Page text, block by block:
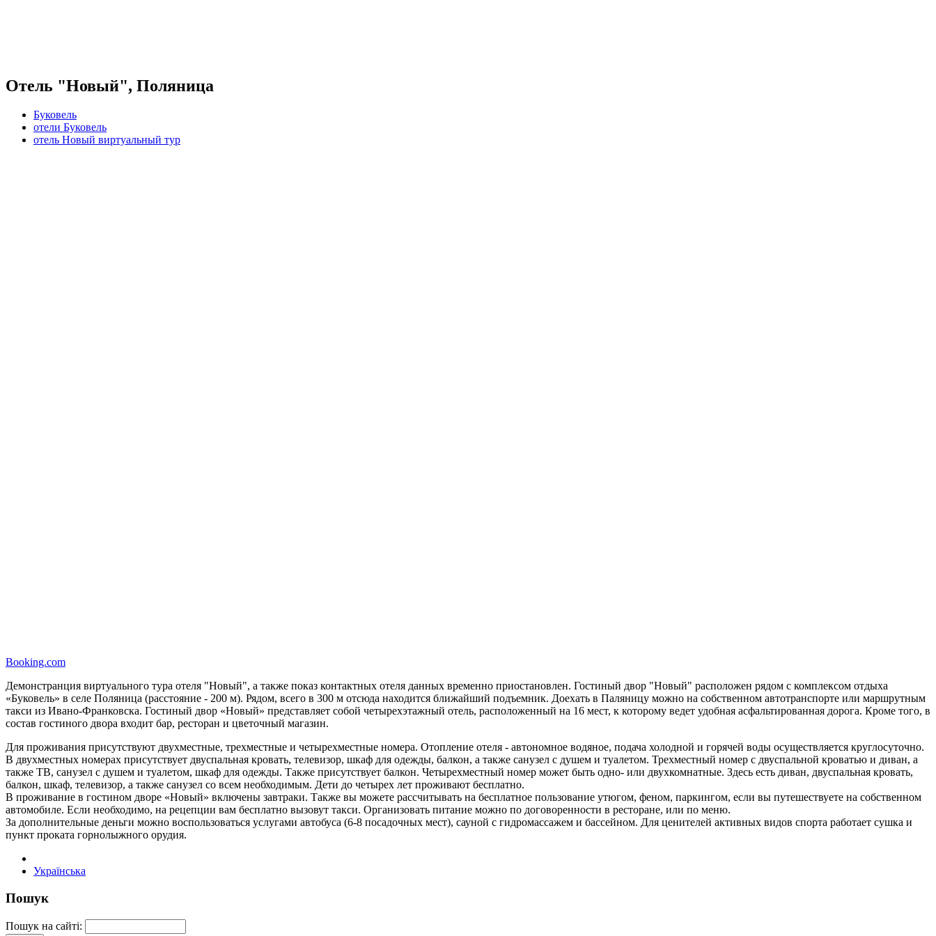
Отель "Новый", Поляница
Буковель
отели Буковель
отель Новый виртуальный тур
Booking.com
Демонстранция виртуального тура отеля "Новый", а также показ контактных отеля данных временно приостановлен. Гостиный двор "Новый" расположен рядом с комплексом отдыха
«Буковель» в селе Поляница (расстояние - 200 м). Рядом, всего в 300 м отсюда находится ближайший подъемник. Доехать в Паляницу можно на собственном автотранспорте или маршрутным
такси из Ивано-Франковска. Гостиный двор «Новый» представляет собой четырехэтажный отель, расположенный на 16 мест, к которому ведет удобная асфальтированная дорога. Кроме того, в
состав гостиного двора входит бар, ресторан и цветочный магазин.
Для проживания присутствуют двухместные, трехместные и четырехместные номера. Отопление отеля - автономное водяное, подача холодной и горячей воды осуществляется круглосуточно.
В двухместных номерах присутствует двуспальная кровать, телевизор, шкаф для одежды, балкон, а также санузел с душем и туалетом. Трехместный номер с двуспальной кроватью и диван, а
также ТВ, санузел с душем и туалетом, шкаф для одежды. Также присутствует балкон. Четырехместный номер может быть одно- или двухкомнатные. Здесь есть диван, двуспальная кровать,
балкон, шкаф, телевизор, а также санузел со всем необходимым. Дети до четырех лет проживают бесплатно.
В проживание в гостином дворе «Новый» включены завтраки. Также вы можете рассчитывать на бесплатное пользование утюгом, феном, паркингом, если вы путешествуете на собственном
автомобиле. Если необходимо, на рецепции вам бесплатно вызовут такси. Организовать питание можно по договоренности в ресторане, или по меню.
За дополнительные деньги можно воспользоваться услугами автобуса (6-8 посадочных мест), сауной с гидромассажем и бассейном. Для ценителей активных видов спорта работает сушка и
пункт проката горнолыжного орудия.
Українська
Пошук
Пошук на сайті: